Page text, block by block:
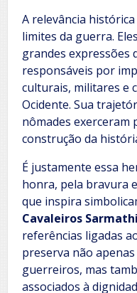
A relevância
limites da guerra.
grandes expressões
responsáveis por
culturais, militares e
Ocidente. Sua
nômades exerceram
construção da
É justamente essa
honra, pela bravura
que inspira
Cavaleiros
referências ligadas
preserva não
guerreiros, mas
associados à